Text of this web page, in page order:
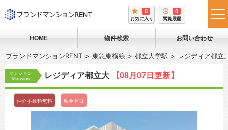
0
お気に入り
0
閲覧履歴
HOME 物件検索 お問い合わせ
ブランドマンションRENT 東急東横線 都立大学駅 レジディア都立
マンション
Mansion
レジディア都立大 【08月07日更新】
仲介手数料無料 敷金ゼロ